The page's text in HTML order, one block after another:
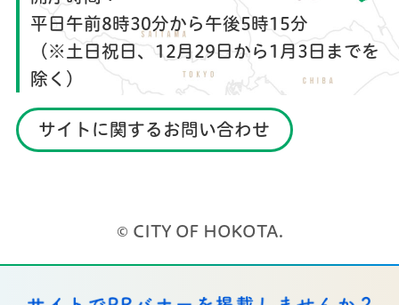
平日午前8時30分から午後5時15分
（※土日祝日、12月29日から1月3日までを
除く）
サイトに関するお問い合わせ
© CITY OF HOKOTA.